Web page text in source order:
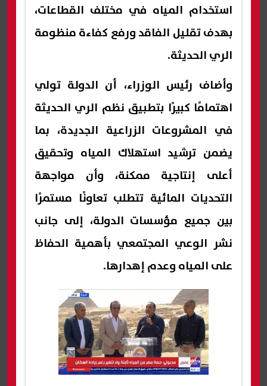
استخدام المياه في مختلف القطاعات،
بهدف تقليل الفاقد ورفع كفاءة منظومة
الري الحديثة.
وأضاف رئيس الوزراء، أن الدولة تولي
اهتمامًا كبيرًا بتطبيق نظم الري الحديثة
في المشروعات الزراعية الجديدة، بما
يضمن ترشيد استهلاك المياه وتحقيق
أعلى إنتاجية ممكنة، وأن مواجهة
التحديات المائية تتطلب تعاونًا مستمرًا
بين جميع مؤسسات الدولة، إلى جانب
نشر الوعي المجتمعي بأهمية الحفاظ
على المياه وعدم إهدارها.